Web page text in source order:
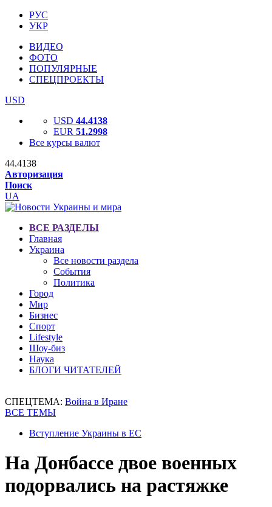
РУС
УКР
ВИДЕО
ФОТО
ПОПУЛЯРНЫЕ
СПЕЦПРОЕКТЫ
USD
USD 44.4138
EUR 51.2998
Все курсы валют
44.4138
Авторизация
Поиск
UA
ВСЕ РАЗДЕЛЫ
Главная
Украина
Все новости раздела
События
Политика
Город
Мир
Бизнес
Спорт
Lifestyle
Шоу-биз
Наука
БЛОГИ ЧИТАТЕЛЕЙ
СПЕЦТЕМА: Война в Иране
ВСЕ ТЕМЫ
Вступление Украины в ЕС
На Донбассе двое военных
подорвались на растяжке